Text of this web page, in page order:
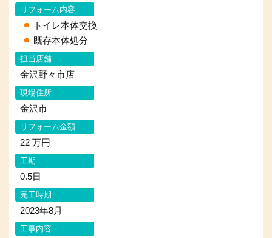
リフォーム内容
トイレ本体交換
既存本体処分
担当店舗
金沢野々市店
現場住所
金沢市
リフォーム金額
22 万円
工期
0.5日
完工時期
2023年8月
工事内容